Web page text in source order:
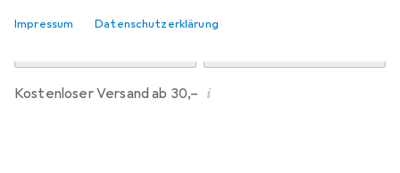
Impressum Datenschutzerklärung
Kostenloser Versand ab 30,– i